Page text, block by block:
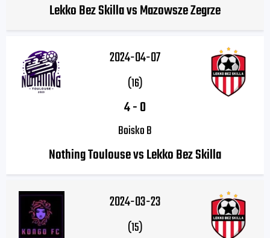
Lekko Bez Skilla vs Mazowsze Zegrze
2024-04-07
(16)
4-0
Boisko B
Nothing Toulouse vs Lekko Bez Skilla
2024-03-23
(15)